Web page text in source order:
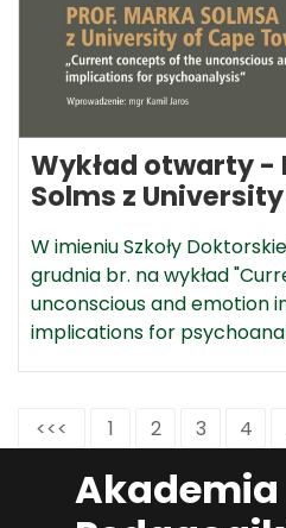
Wykład otwarty -
Solms z
W imieniu Szkoły
grudnia br. na wykład
unconscious and emotion
implications for
<<< 1 2 3 4
Akademia